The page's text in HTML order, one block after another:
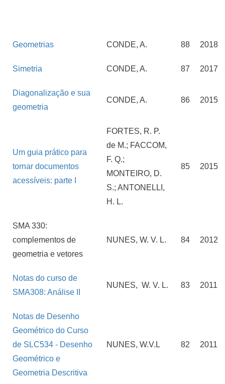
Geometrias CONDE, A. 88 2018
Simetria CONDE, A. 87 2017
Diagonalização e sua
geometria
CONDE, A. 86 2015
Um guia prático para
tornar documentos
acessíveis: parte I
FORTES, R. P.
de M.; FACCOM,
F. Q.;
MONTEIRO, D.
S.; ANTONELLI,
H. L.
85 2015
SMA 330:
complementos de
geometria e vetores
NUNES, W. V. L. 84 2012
Notas do curso de
SMA308: Análise II
NUNES, W. V. L. 83 2011
Notas de Desenho
Geométrico do Curso
de SLC534 - Desenho
Geométrico e
Geometria Descritiva
NUNES, W.V.L 82 2011